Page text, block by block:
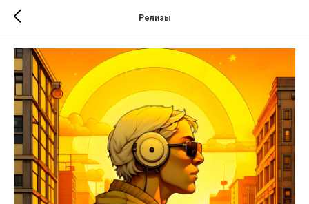
Релизы